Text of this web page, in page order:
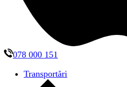
078 000 151
Transportări